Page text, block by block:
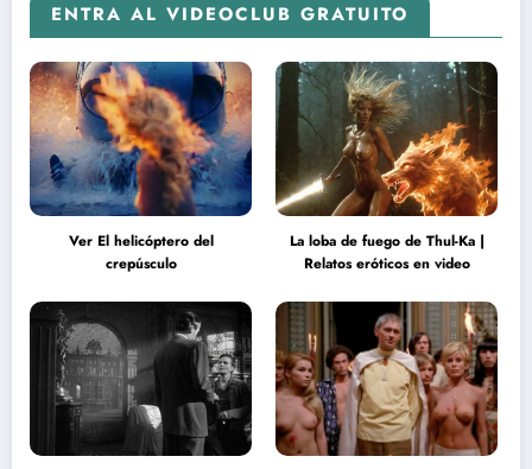
ENTRA AL VIDEOCLUB GRATUITO
Ver El helicóptero del
crepúsculo
La loba de fuego de Thul-Ka |
Relatos eróticos en video